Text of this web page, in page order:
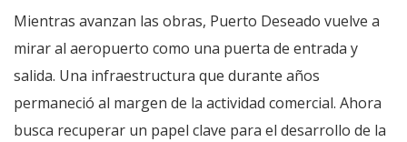
Mientras avanzan las obras, Puerto Deseado vuelve a
mirar al aeropuerto como una puerta de entrada y
salida. Una infraestructura que durante años
permaneció al margen de la actividad comercial. Ahora
busca recuperar un papel clave para el desarrollo de la